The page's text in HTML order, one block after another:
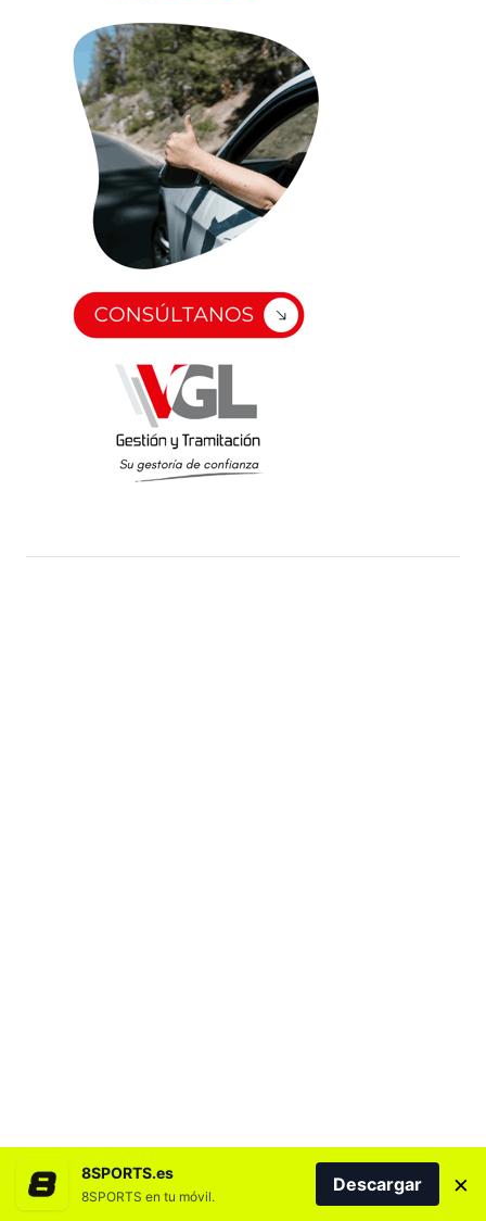
8SPORTS.es
8SPORTS en tu móvil.
Descargar ×